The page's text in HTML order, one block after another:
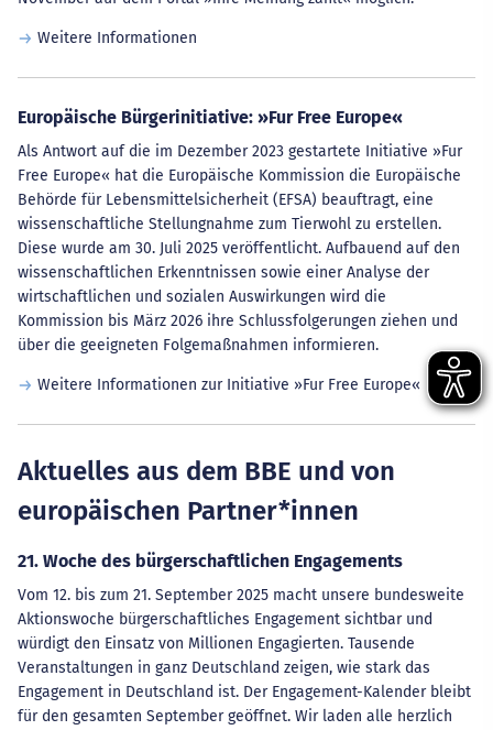
Weitere Informationen
Europäische Bürgerinitiative: »Fur Free Europe«
Als Antwort auf die im Dezember 2023 gestartete Initiative »Fur
Free Europe« hat die Europäische Kommission die Europäische
Behörde für Lebensmittelsicherheit (EFSA) beauftragt, eine
wissenschaftliche Stellungnahme zum Tierwohl zu erstellen.
Diese wurde am 30. Juli 2025 veröffentlicht. Aufbauend auf den
wissenschaftlichen Erkenntnissen sowie einer Analyse der
wirtschaftlichen und sozialen Auswirkungen wird die
Kommission bis März 2026 ihre Schlussfolgerungen ziehen und
über die geeigneten Folgemaßnahmen informieren.
Weitere Informationen zur Initiative »Fur Free Europe«
Aktuelles aus dem BBE und von
europäischen Partner*innen
21. Woche des bürgerschaftlichen Engagements
Vom 12. bis zum 21. September 2025 macht unsere bundesweite
Aktionswoche bürgerschaftliches Engagement sichtbar und
würdigt den Einsatz von Millionen Engagierten. Tausende
Veranstaltungen in ganz Deutschland zeigen, wie stark das
Engagement in Deutschland ist. Der Engagement-Kalender bleibt
für den gesamten September geöffnet. Wir laden alle herzlich